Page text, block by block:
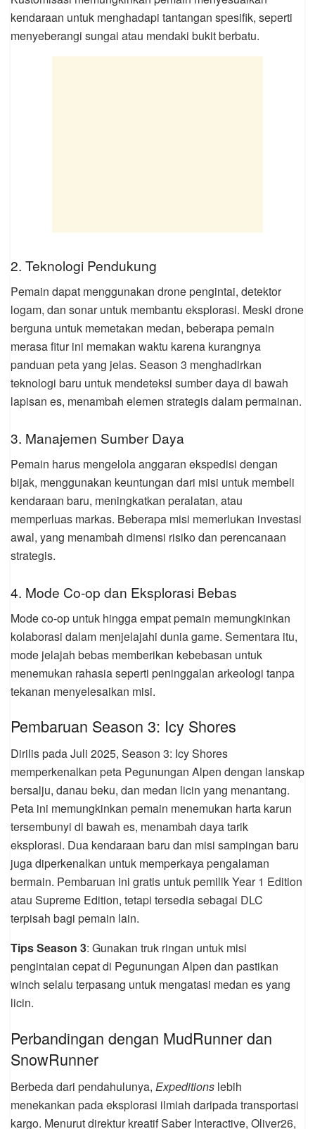
kendaraan untuk menghadapi tantangan spesifik, seperti
menyeberangi sungai atau mendaki bukit berbatu.
2. Teknologi Pendukung
Pemain dapat menggunakan drone pengintai, detektor
logam, dan sonar untuk membantu eksplorasi. Meski drone
berguna untuk memetakan medan, beberapa pemain
merasa fitur ini memakan waktu karena kurangnya
panduan peta yang jelas. Season 3 menghadirkan
teknologi baru untuk mendeteksi sumber daya di bawah
lapisan es, menambah elemen strategis dalam permainan.
3. Manajemen Sumber Daya
Pemain harus mengelola anggaran ekspedisi dengan
bijak, menggunakan keuntungan dari misi untuk membeli
kendaraan baru, meningkatkan peralatan, atau
memperluas markas. Beberapa misi memerlukan investasi
awal, yang menambah dimensi risiko dan perencanaan
strategis.
4. Mode Co-op dan Eksplorasi Bebas
Mode co-op untuk hingga empat pemain memungkinkan
kolaborasi dalam menjelajahi dunia game. Sementara itu,
mode jelajah bebas memberikan kebebasan untuk
menemukan rahasia seperti peninggalan arkeologi tanpa
tekanan menyelesaikan misi.
Pembaruan Season 3: Icy Shores
Dirilis pada Juli 2025, Season 3: Icy Shores
memperkenalkan peta Pegunungan Alpen dengan lanskap
bersalju, danau beku, dan medan licin yang menantang.
Peta ini memungkinkan pemain menemukan harta karun
tersembunyi di bawah es, menambah daya tarik
eksplorasi. Dua kendaraan baru dan misi sampingan baru
juga diperkenalkan untuk memperkaya pengalaman
bermain. Pembaruan ini gratis untuk pemilik Year 1 Edition
atau Supreme Edition, tetapi tersedia sebagai DLC
terpisah bagi pemain lain.
Tips Season 3: Gunakan truk ringan untuk misi
pengintaian cepat di Pegunungan Alpen dan pastikan
winch selalu terpasang untuk mengatasi medan es yang
licin.
Perbandingan dengan MudRunner dan
SnowRunner
Berbeda dari pendahulunya, Expeditions lebih
menekankan pada eksplorasi ilmiah daripada transportasi
kargo. Menurut direktur kreatif Saber Interactive, Oliver26,